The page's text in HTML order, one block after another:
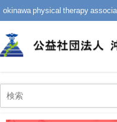
okinawa physical therapy